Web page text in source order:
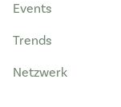
Events
Trends
Netzwerk